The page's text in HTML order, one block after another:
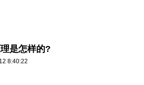
是怎样的?
8:40:22